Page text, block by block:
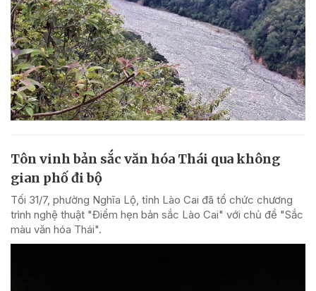
Tôn vinh bản sắc văn hóa Thái qua không
gian phố đi bộ
Tối 31/7, phường Nghĩa Lộ, tỉnh Lào Cai đã tổ chức chương
trình nghệ thuật "Điểm hẹn bản sắc Lào Cai" với chủ đề "Sắc
màu văn hóa Thái".